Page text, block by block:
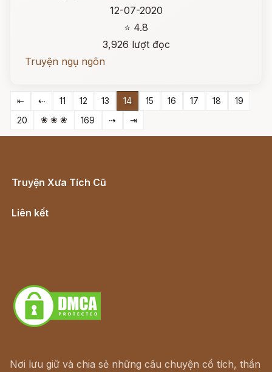
12-07-2020
⭐ 4.8
3,926 lượt đọc
Truyện ngụ ngôn
⇤ ⇠ 11 12 13 14 15 16 17 18
19
20
❀ ❀ ❀ 169 ⇢ ⇥
Truyện Xưa Tích Cũ
Liên kết
Nơi lưu giữ và chia sẻ những câu chuyện cổ tích, thần